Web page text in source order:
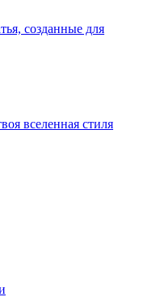
созданные для
вселенная стиля